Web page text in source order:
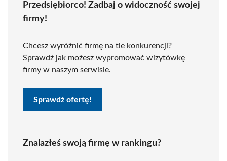
Przedsiębiorco! Zadbaj o widoczność swojej
firmy!
Chcesz wyróżnić firmę na tle konkurencji?
Sprawdź jak możesz wypromować wizytówkę
firmy w naszym serwisie.
Sprawdź ofertę!
Znalazłeś swoją firmę w rankingu?